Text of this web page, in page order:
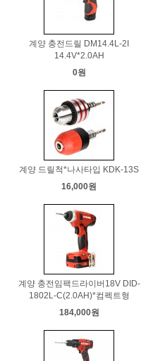
계양 충전드릴 DM14.4L-2I
14.4V*2.0AH
0원
계양 드릴척*나사타입 KDK-13S
16,000원
계양 충전임팩드라이버18V DID-
1802L-C(2.0AH)*컴펙트형
184,000원